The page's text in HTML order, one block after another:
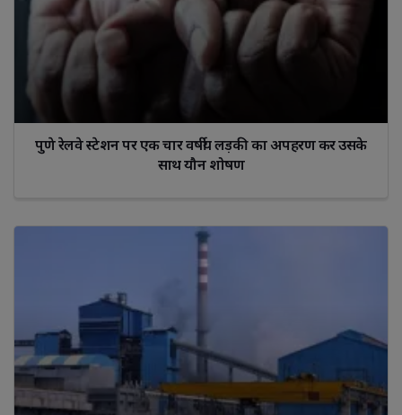
पुणे रेलवे स्टेशन पर एक चार वर्षीय लड़की का अपहरण कर उसके
साथ यौन शोषण